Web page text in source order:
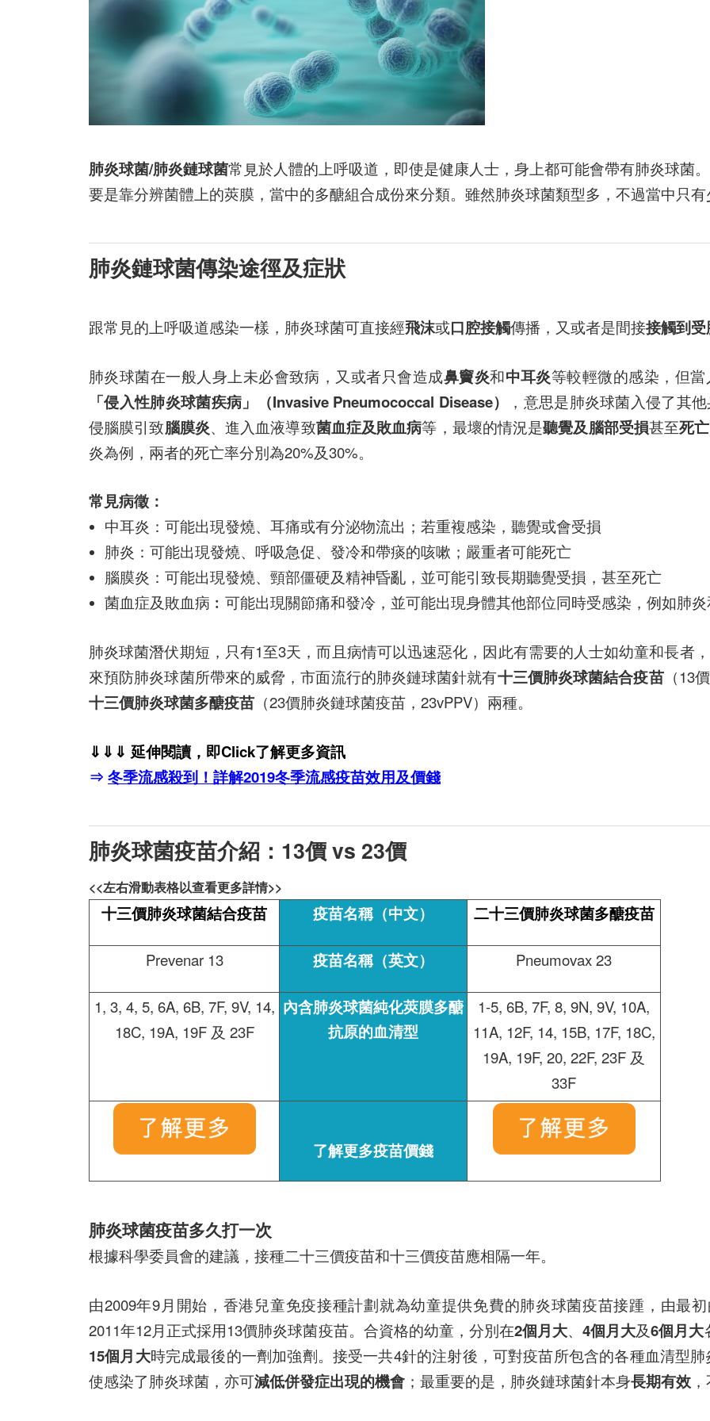
肺炎球菌/肺炎鏈球菌常見於人體的上呼吸道，即使是健康人士，身上都可能會帶有肺炎球菌
要是靠分辨菌體上的莢膜，當中的多醣組合成份來分類。雖然肺炎球菌類型多，不過當中只
肺炎鏈球菌傳染途徑及症狀
跟常見的上呼吸道感染一樣，肺炎球菌可直接經飛沫或口腔接觸傳播，又或者是間接接觸到
肺炎球菌在一般人身上未必會致病，又或者只會造成鼻竇炎和中耳炎等較輕微的感染，但
「侵入性肺炎球菌疾病」（Invasive Pneumococcal Disease）
，意思是肺炎球菌入侵了其
侵腦膜引致腦膜炎、進入血液導致菌血症及敗血病等，最壞的情況是聽覺及腦部受損甚至死亡
炎為例，兩者的死亡率分別為20%及30%。
常見病徵：
中耳炎：可能出現發燒、耳痛或有分泌物流出；若重複感染，聽覺或會受損
肺炎：可能出現發燒、呼吸急促、發冷和帶痰的咳嗽；嚴重者可能死亡
腦膜炎：可能出現發燒、頸部僵硬及精神昏亂，並可能引致長期聽覺受損，甚至死亡
菌血症及敗血病︰可能出現關節痛和發冷，並可能出現身體其他部位同時受感染，例如肺
肺炎球菌潛伏期短，只有1至3天，而且病情可以迅速惡化，因此有需要的人士如幼童和長者
來預防肺炎球菌所帶來的威脅，市面流行的肺炎鏈球菌針就有十三價肺炎球菌結合疫苗（13
十三價肺炎球菌多醣疫苗 （23價肺炎鏈球菌疫苗，23vPPV）兩種。
⇓⇓⇓ 延伸閱讀，即Click了解更多資訊
⇒ 冬季流感殺到！詳解2019冬季流感疫苗效用及價錢
肺炎球菌疫苗介紹：13價 vs 23價
<<左右滑動表格以查看更多詳情>>
十三價肺炎球菌結合疫苗 疫苗名稱（中文） 二十三價肺炎球菌多醣疫苗
Prevenar 13 疫苗名稱（英文） Pneumovax 23
1, 3, 4, 5, 6A, 6B, 7F, 9V, 14,
18C, 19A, 19F 及 23F
內含肺炎球菌純化莢膜多醣
抗原的血清型
1-5, 6B, 7F, 8, 9N, 9V, 10A,
11A, 12F, 14, 15B, 17F, 18C,
19A, 19F, 20, 22F, 23F 及
33F
了解更多疫苗價錢
肺炎球菌疫苗多久打一次
根據科學委員會的建議，接種二十三價疫苗和十三價疫苗應相隔一年。
由2009年9月開始，香港兒童免疫接種計劃就為幼童提供免費的肺炎球菌疫苗接踵，由最
2011年12月正式採用13價肺炎球菌疫苗。合資格的幼童，分別在2個月大、4個月大及6個月大
15個月大時完成最後的一劑加強劑。接受一共4針的注射後，可對疫苗所包含的各種血清型
使感染了肺炎球菌，亦可減低併發症出現的機會 ；最重要的是，肺炎鏈球菌針本身長期有效